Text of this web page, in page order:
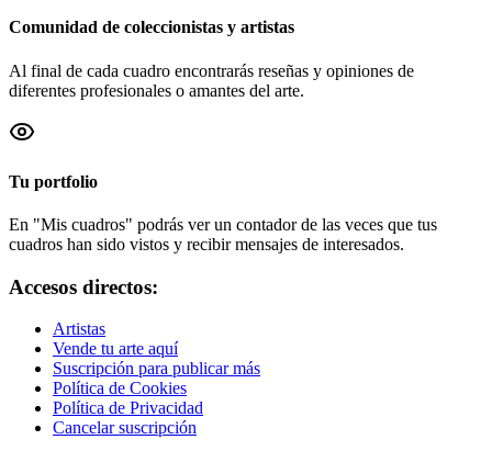
Comunidad de coleccionistas y artistas
Al final de cada cuadro encontrarás reseñas y opiniones de
diferentes profesionales o amantes del arte.
Tu portfolio
En "Mis cuadros" podrás ver un contador de las veces que tus
cuadros han sido vistos y recibir mensajes de interesados.
Accesos directos:
Artistas
Vende tu arte aquí
Suscripción para publicar más
Política de Cookies
Política de Privacidad
Cancelar suscripción